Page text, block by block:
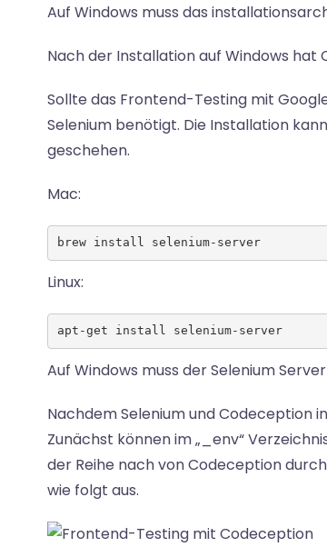
Auf Windows muss das
Nach der Installation auf Windows
Sollte das Frontend-Testing mit
Selenium benötigt. Die Installation
geschehen.
Mac:
brew install selenium-server
Linux:
apt-get install selenium-server
Auf Windows muss der Selenium
Nachdem Selenium und Codeception
Zunächst können im „_env“
der Reihe nach von Codeception
wie folgt aus.